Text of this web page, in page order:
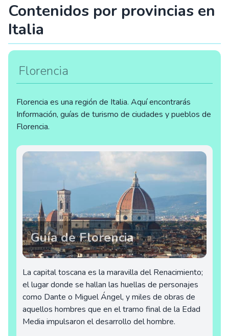
Contenidos por provincias en
Italia
Florencia
Florencia es una región de Italia. Aquí encontrarás
Información, guías de turismo de ciudades y pueblos de
Florencia.
Guía de Florencia
La capital toscana es la maravilla del Renacimiento;
el lugar donde se hallan las huellas de personajes
como Dante o Miguel Ángel, y miles de obras de
aquellos hombres que en el tramo final de la Edad
Media impulsaron el desarrollo del hombre.